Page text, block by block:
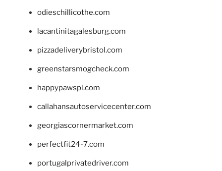
odieschillicothe.com
lacantinitagalesburg.com
pizzadeliverybristol.com
greenstarsmogcheck.com
happypawspl.com
callahansautoservicecenter.com
georgiascornermarket.com
perfectfit24-7.com
portugalprivatedriver.com